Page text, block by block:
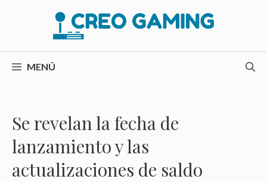
MENÚ
Se revelan la fecha de
lanzamiento y las
actualizaciones de saldo